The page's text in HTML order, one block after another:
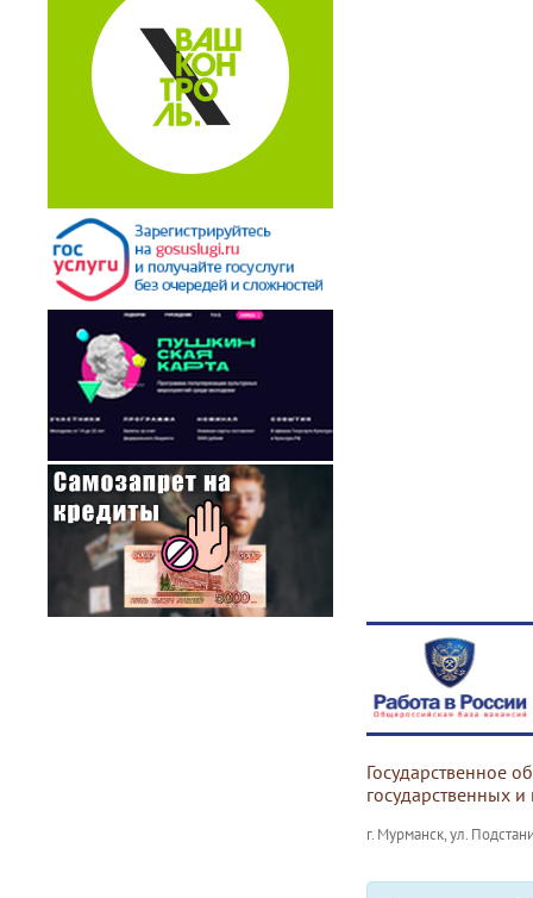
Государственное
государственных
г. Мурманск, ул.